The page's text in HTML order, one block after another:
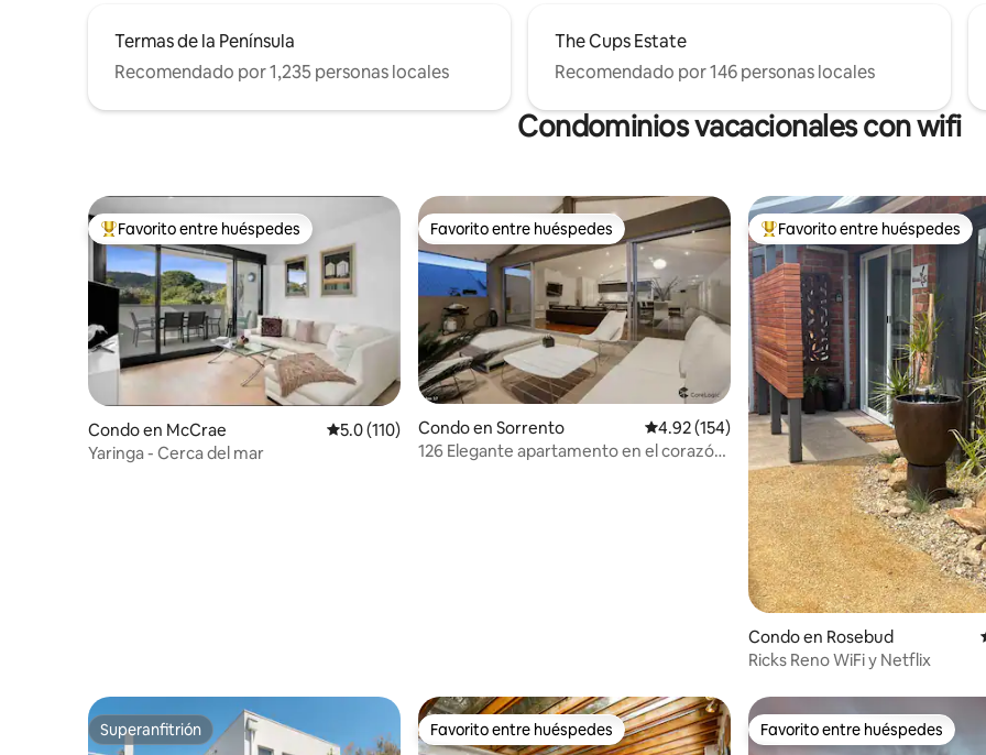
Termas de la Península
Recomendado por 1,235 personas locales
The Cups Estate
Recomendado por 146 personas locales
Condominios vacacionales con wifi
Favorito entre huéspedes preferido
Favorito entre huéspedes
Condo en McCrae Calificación promedio: 5.0 de 5, 110 reseñas
5.0 (110)
Yaringa - Cerca del mar
Favorito entre huéspedes
Favorito entre huéspedes
Condo en Sorrento Calificación promedio: 4.92 de 5, 154 reseñas
4.92 (154)
126 Elegante apartamento en el corazón
Favorito entre huéspedes
Favorito entre huéspedes
Condo en Rosebud
Ricks Reno WiFi y Netflix
Superanfitrión
Superanfitrión Favorito entre huéspedes
Favorito entre huéspedes Favorito entre huéspedes
Favorito entre huéspedes